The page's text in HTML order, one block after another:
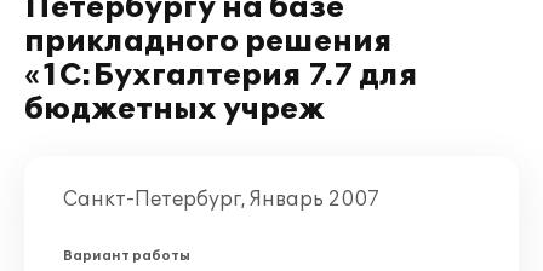
Петербургу на базе
прикладного решения
«1С:Бухгалтерия 7.7 для
бюджетных учреж
Санкт-Петербург, Январь 2007
Вариант работы